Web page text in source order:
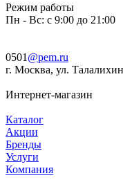
Режим работы
Пн - Вс: с 9:00 до 21:00
0501 @pem.ru
г. Москва, ул.
Интернет-магазин
Каталог
Акции
Бренды
Услуги
Компания